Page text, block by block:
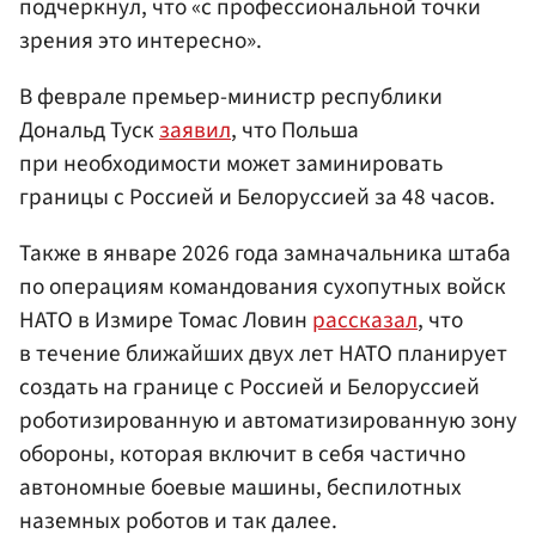
подчеркнул, что «с профессиональной точки
зрения это интересно».
В феврале премьер-министр республики
Дональд Тускзаявил, что Польша
при необходимости может заминировать
границы с Россией и Белоруссией за 48 часов.
Также в январе 2026 года замначальника штаба
по операциям командования сухопутных войск
НАТО в Измире Томас Ловин рассказал, что
в течение ближайших двух лет НАТО планирует
создать на границе с Россией и Белоруссией
роботизированную и автоматизированную зону
обороны, которая включит в себя частично
автономные боевые машины, беспилотных
наземных роботов и так далее.